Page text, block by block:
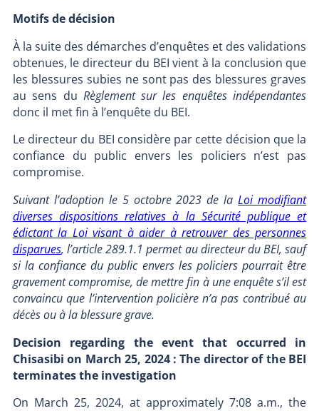
Motifs de décision
À la suite des démarches d’enquêtes et des validations
obtenues, le directeur du BEI vient à la conclusion que
les blessures subies ne sont pas des blessures graves
au sens du Règlement sur les enquêtes indépendantes
donc il met fin à l’enquête du BEI.
Le directeur du BEI considère par cette décision que la
confiance du public envers les policiers n’est pas
compromise.
Suivant l’adoption le 5 octobre 2023 de laLoi modifiant
diverses dispositions relatives à la Sécurité publique et
édictant la Loi visant à aider à retrouver des personnes
disparues, l’article 289.1.1 permet au directeur du BEI, sauf
si la confiance du public envers les policiers pourrait être
gravement compromise, de mettre fin à une enquête s’il est
convaincu que l’intervention policière n’a pas contribué au
décès ou à la blessure grave.
Decision regarding the event that occurred in
Chisasibi on March 25, 2024 : The director of the BEI
terminates the investigation
On March 25, 2024, at approximately 7:08 a.m., the